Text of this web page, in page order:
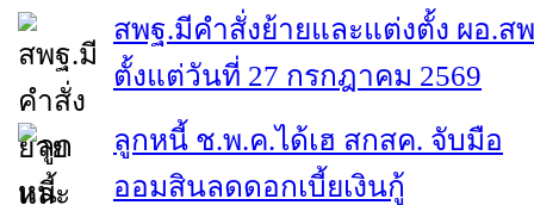
สพฐ.มีคำสั่งย้ายและแต่งตั้ง ผอ.ส
ตั้งแต่วันที่ 27 กรกฎาคม 2569
ลูกหนี้ ช.พ.ค.ได้เฮ สกสค. จับมือ
ออมสินลดดอกเบี้ยเงินกู้